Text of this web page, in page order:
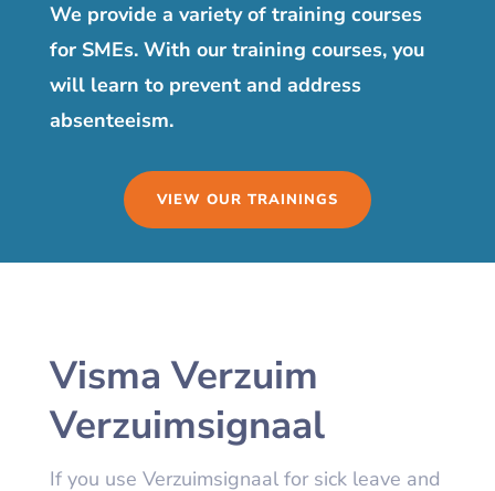
We provide a variety of training courses
for SMEs. With our training courses, you
will learn to prevent and address
absenteeism.
VIEW OUR TRAININGS
Visma Verzuim
Verzuimsignaal
If you use Verzuimsignaal for sick leave and